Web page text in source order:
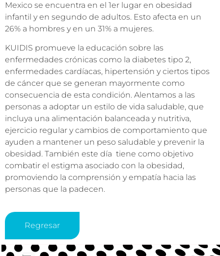
Mexico se encuentra en el 1er lugar en obesidad
infantil y en segundo de adultos. Esto afecta en un
26% a hombres y en un 31% a mujeres.
KUIDIS promueve la educación sobre las
enfermedades crónicas como la diabetes tipo 2,
enfermedades cardíacas, hipertensión y ciertos tipos
de cáncer que se generan mayormente como
consecuencia de esta condición. Alentamos a las
personas a adoptar un estilo de vida saludable, que
incluya una alimentación balanceada y nutritiva,
ejercicio regular y cambios de comportamiento que
ayuden a mantener un peso saludable y prevenir la
obesidad. También este día tiene como objetivo
combatir el estigma asociado con la obesidad,
promoviendo la comprensión y empatía hacia las
personas que la padecen.
Regresar